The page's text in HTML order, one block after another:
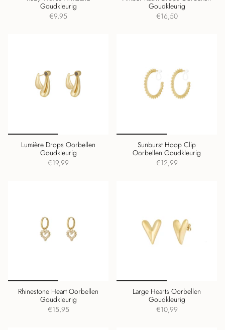
Goudkleurig
€9,95
Goudkleurig
€16,50
Lumière Drops Oorbellen
Goudkleurig
€19,99
Sunburst Hoop Clip
Oorbellen Goudkleurig
€12,99
Rhinestone Heart Oorbellen
Goudkleurig
€15,95
Large Hearts Oorbellen
Goudkleurig
€10,99